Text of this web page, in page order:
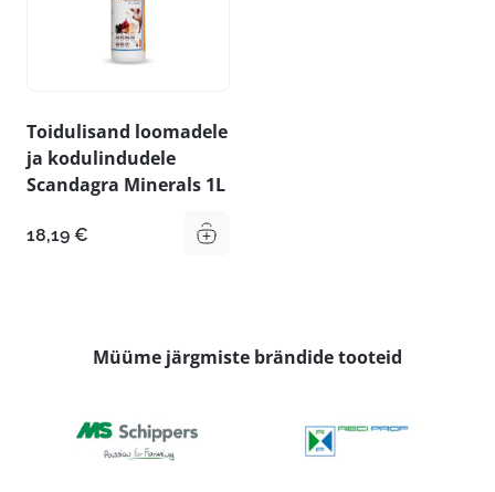
Toidulisand loomadele
ja kodulindudele
Scandagra Minerals 1L
18,19 €
Müüme järgmiste brändide tooteid